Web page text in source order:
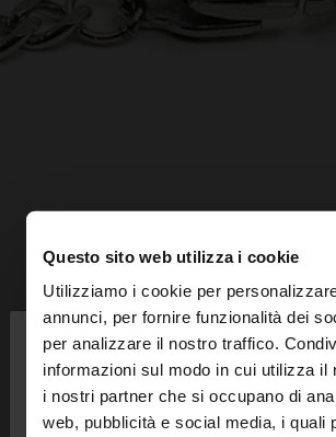
Questo sito web utilizza i cookie
Utilizziamo i cookie per
annunci, per fornire funzionalità dei
per analizzare il nostro traffico.
informazioni sul modo in cui utilizza il
i nostri partner che si occupano di
web, pubblicità e social media, i quali
ciao
Stai accedendo al sito da Svizzera.
sul nostro sito United States?